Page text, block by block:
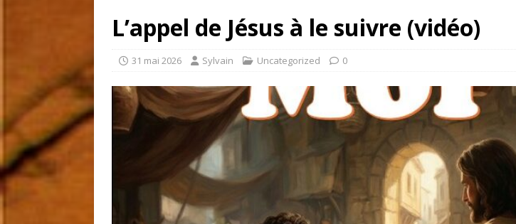
L’appel de Jésus à le suivre (vidéo)
31 mai 2026 Sylvain Uncategorized 0